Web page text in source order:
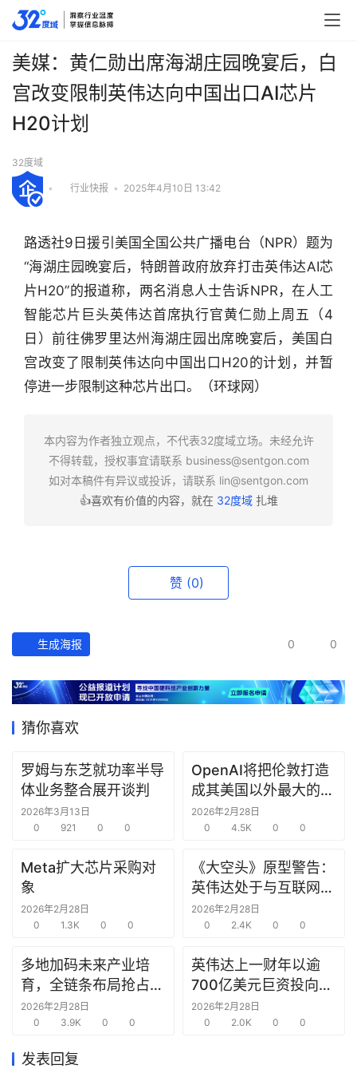
业
快
产
数
选
报
告
投
之
窗
商
机
美媒：黄仁勋出席海湖庄园晚宴后，白
宫改变限制英伟达向中国出口AI芯片
H20计划
32度域
• 行业快报 • 2025年4月10日 13:42
路透社9日援引美国全国公共广播电台（NPR）题为
“海湖庄园晚宴后，特朗普政府放弃打击英伟达AI芯
片H20”的报道称，两名消息人士告诉NPR，在人工
智能芯片巨头英伟达首席执行官黄仁勋上周五（4
日）前往佛罗里达州海湖庄园出席晚宴后，美国白
宫改变了限制英伟达向中国出口H20的计划，并暂
停进一步限制这种芯片出口。（环球网）
本内容为作者独立观点，不代表32度域立场。未经允许
不得转载，授权事宜请联系 business@sentgon.com
如对本稿件有异议或投诉，请联系 lin@sentgon.com
👍喜欢有价值的内容，就在 32度域扎堆
赞 (0)
生成海报 0 0
猜你喜欢
罗姆与东芝就功率半导
体业务整合展开谈判
2026年3月13日
0
921 0 0
OpenAI将把伦敦打造
成其美国以外最大的研
究中心
2026年2月28日
0
4.5K 0 0
Meta扩大芯片采购对
象
2026年2月28日
0
1.3K 0 0
《大空头》原型警告：
英伟达处于与互联网泡
沫时期思科同样的“危
险境地”
2026年2月28日
0
2.4K 0 0
多地加码未来产业培
育，全链条布局抢占新
赛道先机
2026年2月28日
0
3.9K 0 0
英伟达上一财年以逾
700亿美元巨资投向合
作方，竭力巩固AI芯片
需求
2026年2月28日
0
2.0K 0 0
发表回复